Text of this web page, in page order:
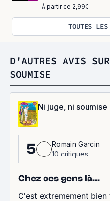
À partir de 2,99€
TOUTES
D'AUTRES AVIS
SOUMISE
Ni juge, ni soumise
5
Romain Garcin
10 critiques
Chez ces gens là...
C'est extremement bien